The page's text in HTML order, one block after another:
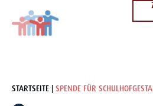
STARTSEITE SPENDE FÜR